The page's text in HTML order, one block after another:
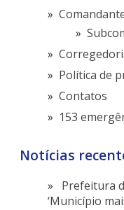
Política de
Contatos
153
Notícias
Prefeitura
‘Município